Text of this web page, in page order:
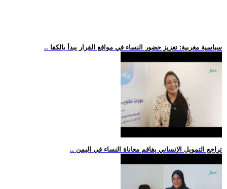
.. سياسية مغربية: تعزيز حضور النساء في مواقع القرار يبدأ بالكفا
.. تراجع التمويل الإنساني يفاقم معاناة النساء في اليمن